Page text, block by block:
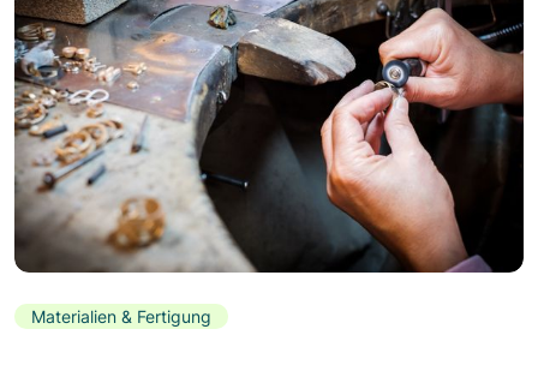
Materialien & Fertigung